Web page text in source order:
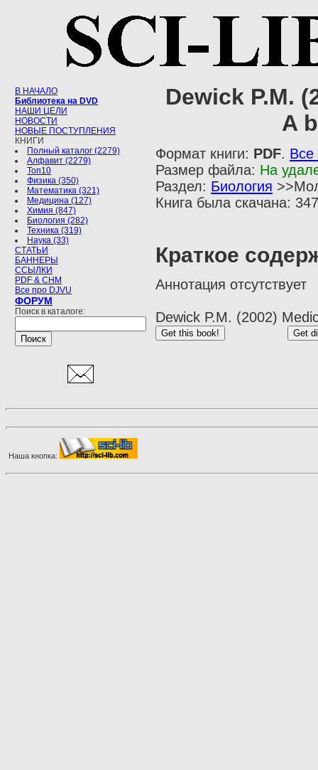
В НАЧАЛО
Библиотека на DVD
НАШИ ЦЕЛИ
НОВОСТИ
НОВЫЕ ПОСТУПЛЕНИЯ
КНИГИ
Полный каталог (2279)
Алфавит (2279)
Топ10
Физика (350)
Математика (321)
Медицина (127)
Химия (847)
Биология (282)
Техника (319)
Наука (33)
СТАТЬИ
БАННЕРЫ
ССЫЛКИ
PDF & CHM
Все про DJVU
ФОРУМ
Поиск в каталоге:
Dewick P.M.
A
Формат книги: PDF. Все
Размер файла: На
Раздел: Биология
Книга была скачана:
Краткое
Аннотация отсутствует
Dewick P.M. (2002)
Наша кнопка: